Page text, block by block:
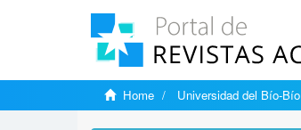
Home Universidad del Bío-Bío